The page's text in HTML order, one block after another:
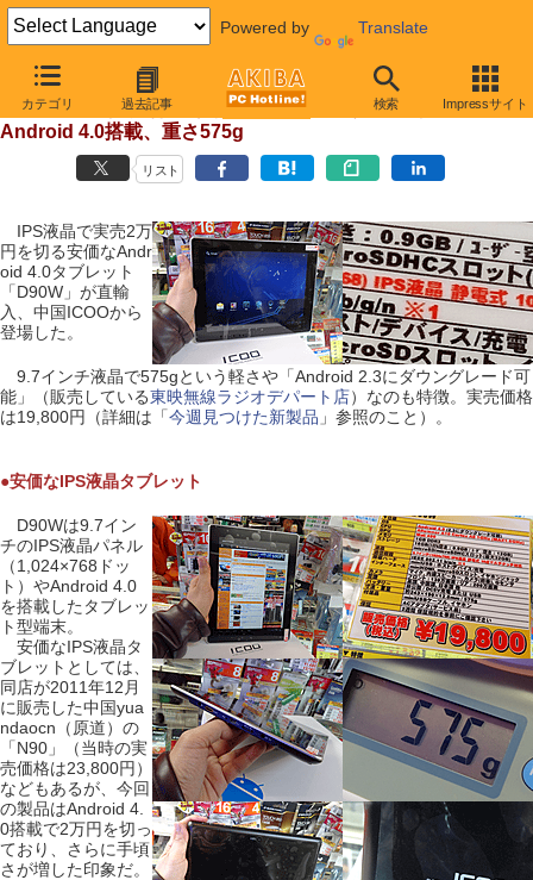
Powered by Translate
カテゴリ 過去記事 検索 Impressサイト
【 2012年1月25日 】
IPS液晶で2万円割れの格安タブレット登場、9.7インチ
Android 4.0搭載、重さ575g
リスト
IPS液晶で実売2万
円を切る安価なAndr
oid 4.0タブレット
「D90W」が直輸
入、中国ICOOから
登場した。
9.7インチ液晶で575gという軽さや「Android 2.3にダウングレード可
能」（販売している東映無線ラジオデパート店）なのも特徴。実売価格
は19,800円（詳細は「今週見つけた新製品 」参照のこと）。
●安価なIPS液晶タブレット
D90Wは9.7イン
チのIPS液晶パネル
（1,024×768ドッ
ト）やAndroid 4.0
を搭載したタブレッ
ト型端末。
安価なIPS液晶タ
ブレットとしては、
同店が2011年12月
に販売した中国yua
ndaocn（原道）の
「N90」（当時の実
売価格は23,800円）
などもあるが、今回
の製品はAndroid 4.
0搭載で2万円を切っ
ており、さらに手頃
さが増した印象だ。